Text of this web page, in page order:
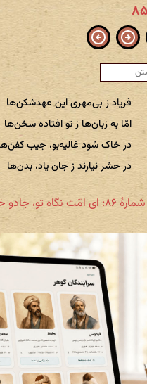
فریاد ز بی‌مهری این عهدشکن‌ها
امّا به زبان‌ها ز تو افتاده سخن‌ها
در خاک شود غالیه‌بو، جیب
در حشر نیارند ز جان یاد، بدن‌ها
شمارهٔ ۸۶: ای امّت نگاه تو، جادو خیال‌ها